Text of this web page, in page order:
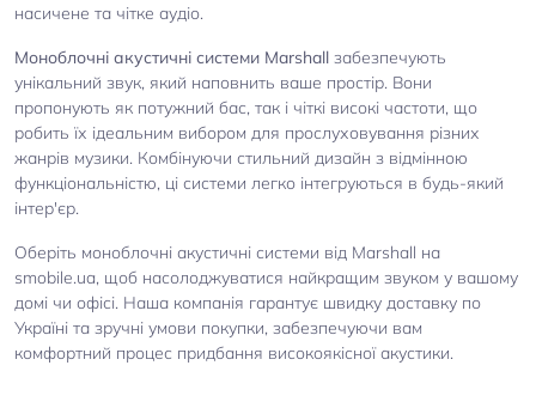
насичене та чітке аудіо.
Моноблочні акустичні системи Marshall забезпечують
унікальний звук, який наповнить ваше простір. Вони
пропонують як потужний бас, так і чіткі високі частоти, що
робить їх ідеальним вибором для прослуховування різних
жанрів музики. Комбінуючи стильний дизайн з відмінною
функціональністю, ці системи легко інтегруються в будь-який
інтер'єр.
Оберіть моноблочні акустичні системи від Marshall на
smobile.ua, щоб насолоджуватися найкращим звуком у вашому
домі чи офісі. Наша компанія гарантує швидку доставку по
Україні та зручні умови покупки, забезпечуючи вам
комфортний процес придбання високоякісної акустики.